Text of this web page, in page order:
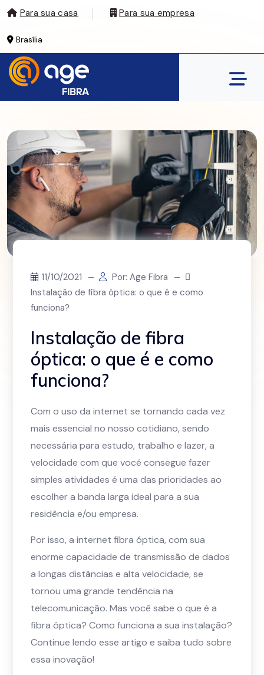
Para sua casa Para sua empresa
Brasília
11/10/2021
Por: Age Fibra
Instalação de fibra óptica: o que é e como
funciona?
Instalação de fibra
óptica: o que é e como
funciona?
Com o uso da internet se tornando cada vez
mais essencial no nosso cotidiano, sendo
necessária para estudo, trabalho e lazer, a
velocidade com que você consegue fazer
simples atividades é uma das prioridades ao
escolher a banda larga ideal para a sua
residência e/ou empresa.
Por isso, a internet fibra óptica, com sua
enorme capacidade de transmissão de dados
a longas distâncias e alta velocidade, se
tornou uma grande tendência na
telecomunicação. Mas você sabe o que é a
fibra óptica? Como funciona a sua instalação?
Continue lendo esse artigo e saiba tudo sobre
essa inovação!